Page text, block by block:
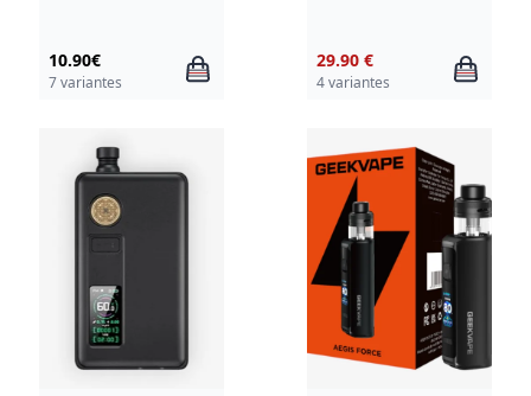
10.90€
7 variantes
29.90 €
4 variantes